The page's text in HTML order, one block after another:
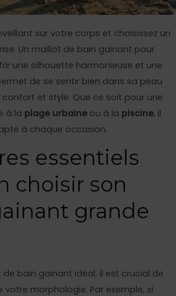
sur votre corps et choisissez un
Un maillot de bain gainant pour
une silhouette harmonieuse et une
de se sentir bien dans sa peau
et style. Que ce soit pour une
à la plage urbaine ou à la piscine, il
à chaque occasion.
essentiels
choisir son
grande
de bain gainant idéal, il est crucial de
morphologie. Par exemple, si